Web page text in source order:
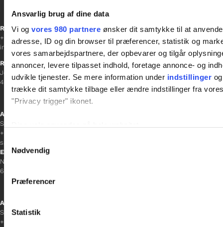
Ansvarlig brug af dine data
Vi og vores 980 partnere ønsker dit samtykke til at
adresse, ID og din browser til præferencer, statistik og
vores samarbejdspartnere, der opbevarer og tilgår
annoncer, levere tilpasset indhold, foretage annonce- og
udvikle tjenester. Se mere information under indstillinger
trække dit samtykke tilbage eller ændre indstillinger fra
"Privacy trigger" ikonet.
Vi bruger cookies til at tilpasse vores indhold og annoncer,
data med andre oplysninger, du har givet dem, eller som de
Nødvendig
Præferencer
Statistik
Receptionen
+45 38 12 01 00
information@gladfonden.dk
Ringsted
Jernbanevej 8
4100 Ringsted
Afdelingschef
Sacha Lohmann Weiss
+45 40 27 91 11
sacha.lw@gladfonden.dk
Esbjerg
Norgesgade 1, 2. sal
6700 Esbjerg
Afdelingschef
Sanne Hansen
+45 23 69 19 35